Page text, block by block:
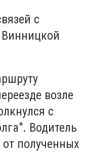
с
возле
с
Водитель
полученных